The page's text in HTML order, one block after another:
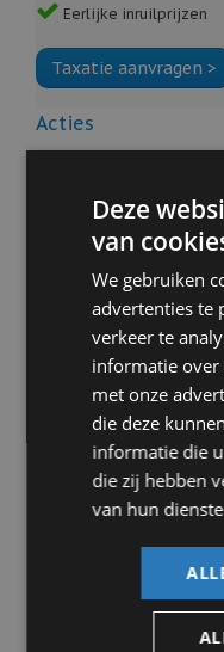
Apple Carplay/Android
Bots waarschuwing
Buitenspiegels
Buitenspiegels met
Centrale
Dodehoek detector
Elektrische ramen achter
Elektronisch
Extra getint glas achter
Full-LED koplampen
Grootlichtassistent
Keyless start
Kunstlederen/stof
LED dagrijverlichting
Lendesteun(en)
Navigatiesysteem full
Parkeersensor voor
Rijstrooksensor met
Eerlijke inruilprijzen
Acties
Financial Lease
Online
Proefrit
Stel uw vraag
Occasion
Deze
van
We gebruiken
advertenties te
verkeer te
informatie over
met onze
die deze
informatie die
die zij hebben
van hun